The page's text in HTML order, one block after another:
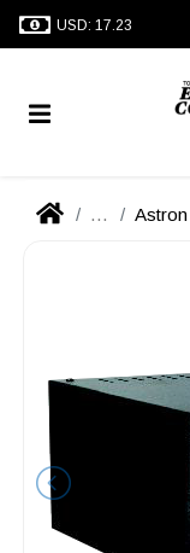
USD: 17.23
... Astron